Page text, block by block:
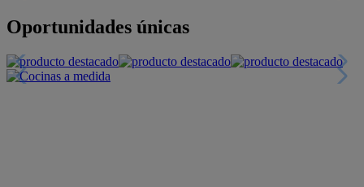
Oportunidades únicas